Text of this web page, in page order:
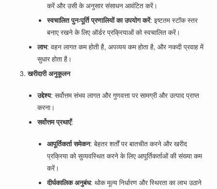
करें और उसी के अनुसार संसाधन आवंटित करें।
स्वचालित पुनःपूर्ति प्रणालियों का उपयोग करें: इष्टतम स्टॉक स्तर
बनाए रखने के लिए ऑर्डर प्रक्रियाओं को स्वचालित करें।
लाभ: वहन लागत कम होती है, अपव्यय कम होता है, और नकदी प्रवाह में
सुधार होता है।
खरीदारी अनुकूलन
उद्देश्य: सर्वोत्तम संभव लागत और गुणवत्ता पर सामग्री और उत्पाद प्राप्त
करना।
सर्वोत्तम प्रथाएँ:
आपूर्तिकर्ता समेकन: बेहतर शर्तों पर बातचीत करने और खरीद
प्रक्रिया को सुव्यवस्थित करने के लिए आपूर्तिकर्ताओं की संख्या कम
करें।
दीर्घकालिक अनुबंध: थोक मूल्य निर्धारण और स्थिरता का लाभ उठाने